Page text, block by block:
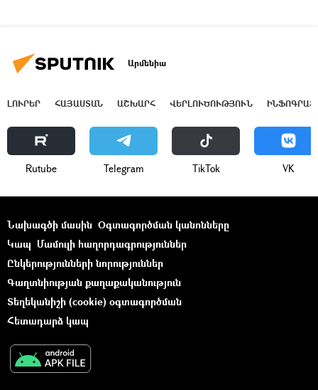
Արմենիա
ԼՈՒՐԵՐ ՀԱՅԱՍՏԱՆ ԱՇԽԱՐՀ ՎԵՐԼՈՒԾՈՒԹՅՈՒՆ
Rutube Telegram ТikТоk VK
Նախագծի մասին Օգտագործման կանոնները
Կապ Մամուլի հաղորդագրություններ
Ընկերությունների նորություններ
Գաղտնիության քաղաքականություն
Տեղեկանիշի (cookie) օգտագործման
Հետադարձ կապ